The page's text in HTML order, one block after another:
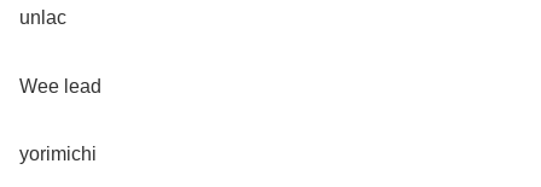
unlac
Wee lead
yorimichi